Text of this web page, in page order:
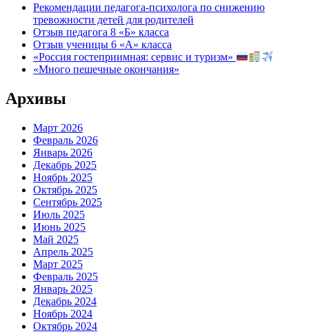
Рекомендации педагога-психолога по снижению
тревожности детей для родителей
Отзыв педагога 8 «Б» класса
Отзыв ученицы 6 «А» класса
«Россия гостеприимная: сервис и туризм»
«Много пешечные окончания»
Архивы
Март 2026
Февраль 2026
Январь 2026
Декабрь 2025
Ноябрь 2025
Октябрь 2025
Сентябрь 2025
Июль 2025
Июнь 2025
Май 2025
Апрель 2025
Март 2025
Февраль 2025
Январь 2025
Декабрь 2024
Ноябрь 2024
Октябрь 2024